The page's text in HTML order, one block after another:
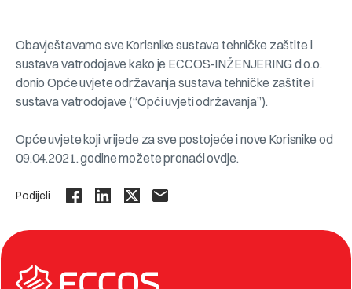
Obavještavamo sve Korisnike sustava tehničke zaštite i
sustava vatrodojave kako je ECCOS-INŽENJERING d.o.o.
donio Opće uvjete održavanja sustava tehničke zaštite i
sustava vatrodojave (“Opći uvjeti održavanja”).
Opće uvjete koji vrijede za sve postojeće i nove Korisnike od
09.04.2021. godine možete pronaći ovdje.
Podijeli